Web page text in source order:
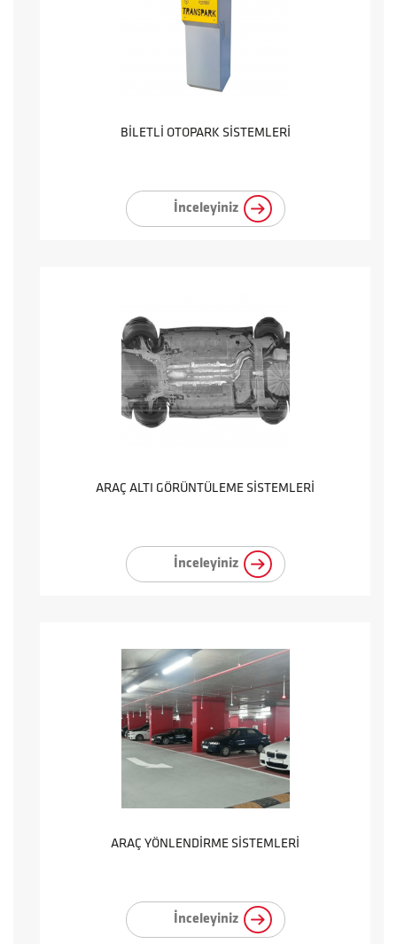
BİLETLİ OTOPARK SİSTEMLERİ
İnceleyiniz
ARAÇ ALTI GÖRÜNTÜLEME SİSTEMLERİ
İnceleyiniz
ARAÇ YÖNLENDİRME SİSTEMLERİ
İnceleyiniz